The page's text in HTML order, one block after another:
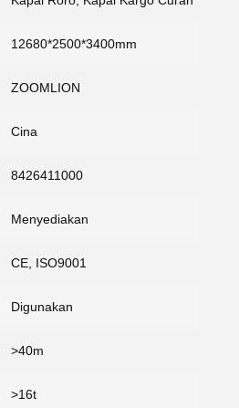
12680*2500*3400mm
ZOOMLION
Cina
8426411000
Menyediakan
CE, ISO9001
Digunakan
>40m
>16t